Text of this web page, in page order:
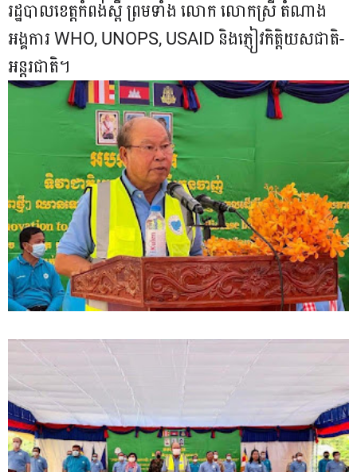
រដ្ឋបាលខេត្តកំពង់ស្ពឺ​ ព្រមទាំង​ លោក​ លោកស្រី​ តំណាង
អង្គការ​ WHO, UNOPS, USAID និងភ្ញៀវកិត្តិយសជាតិ-
អន្តរជាតិ។